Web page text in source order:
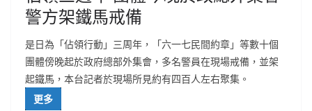
警方架鐵馬戒備
是日為「佔領行動」三周年，「六一七民間約章」等數十個
團體傍晚起於政府總部外集會，多名警員在現場戒備，並架
起鐵馬，本台記者於現場所見約有四百人左右聚集。
更多